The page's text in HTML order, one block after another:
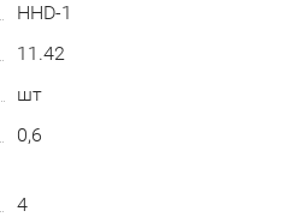
HHD-1
11.42
шт
0,6
4